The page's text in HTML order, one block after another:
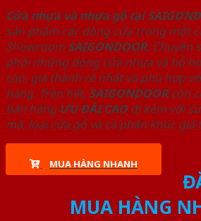
Cửa nhựa và nhựa gỗ tại
sản phẩm các dòng cửa trong một
Showroom SAIGONDOOR. Chuyên
phối những dòng cửa nhựa và hỗ
cao, giá thành rẻ nhất và phù hợp
hàng. Trên hết, SAIGONDOORcòn
bán hàng ƯU ĐÃI CAOđi kèm với
mã, loại cửa gỗ và cả phân khúc giá
MUA HÀNG NHANH
MUA HÀNG